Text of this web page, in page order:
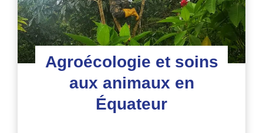
Agroécologie et soins
aux animaux en
Équateur